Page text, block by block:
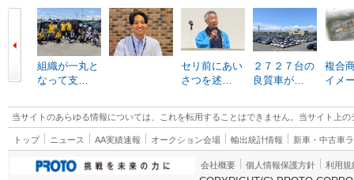
組織が一丸と
なって支…
セリ前にあい
さつを述…
２７２７台の
良質車が…
複合
イメ
当サイトのあらゆる情報については、これを転用することはできません。当サイト上
トップ ニュース AA実績速報 オークション会場 輸出統計情報 新車・中古車
会社概要 個人情報保護方針 利用規